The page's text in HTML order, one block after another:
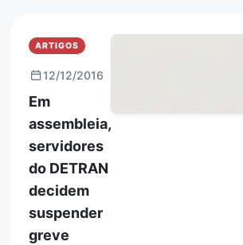
ARTIGOS
12/12/2016
Em
assembleia,
servidores
do DETRAN
decidem
suspender
greve